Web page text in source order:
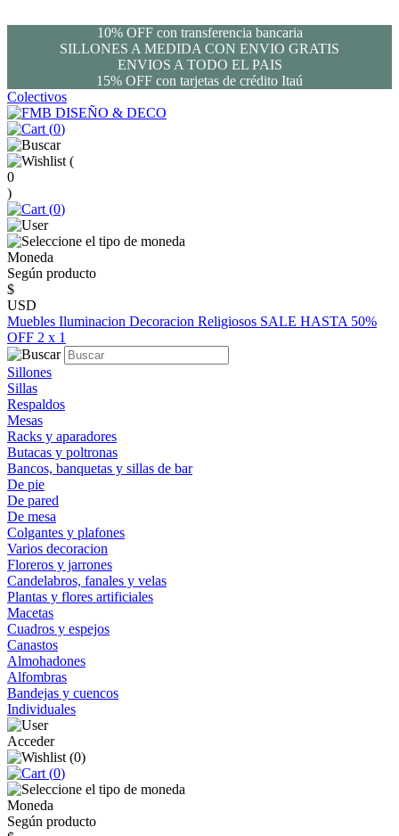
10% OFF con transferencia bancaria
SILLONES A MEDIDA CON ENVIO GRATIS
ENVIOS A TODO EL PAIS
15% OFF con tarjetas de crédito Itaú
Colectivos
(0)
(
0
)
(0)
Moneda
Según producto
$
USD
Muebles Iluminacion Decoracion Religiosos SALE HASTA 50%
OFF 2 x 1
Sillones
Sillas
Respaldos
Mesas
Racks y aparadores
Butacas y poltronas
Bancos, banquetas y sillas de bar
De pie
De pared
De mesa
Colgantes y plafones
Varios decoracion
Floreros y jarrones
Candelabros, fanales y velas
Plantas y flores artificiales
Macetas
Cuadros y espejos
Canastos
Almohadones
Alfombras
Bandejas y cuencos
Individuales
Acceder
(0)
(0)
Moneda
Según producto